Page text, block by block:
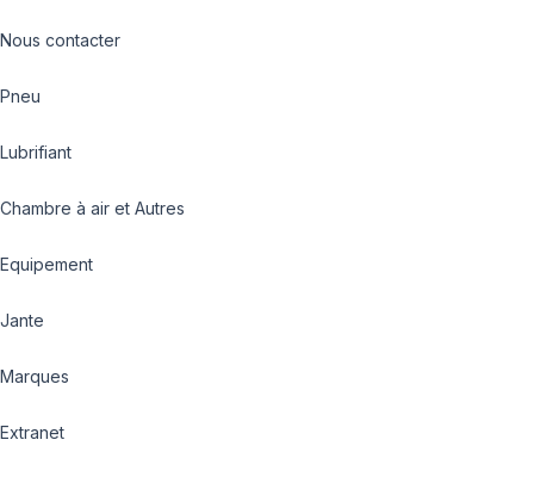
Nous contacter
Pneu
Lubrifiant
Chambre à air et Autres
Equipement
Jante
Marques
Extranet